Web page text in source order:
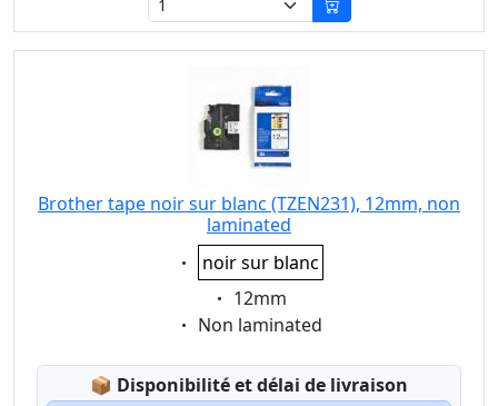
Brother tape noir sur blanc (TZEN231), 12mm, non
laminated
Eigenschaft:
noir sur blanc
Eigenschaft:
12mm
Eigenschaft:
Non laminated
📦 Lagerstatus:
Disponibilité et délai de livraison